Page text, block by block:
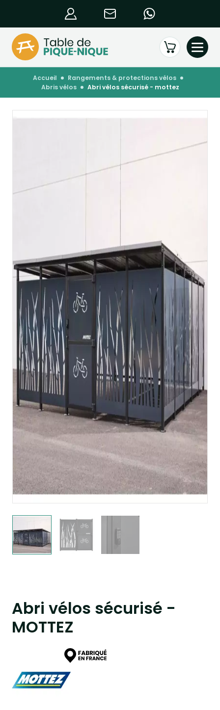
accueil
rangements & protections vélos
abris vélos
abri vélos sécurisé - mottez
Abri vélos sécurisé -
MOTTEZ